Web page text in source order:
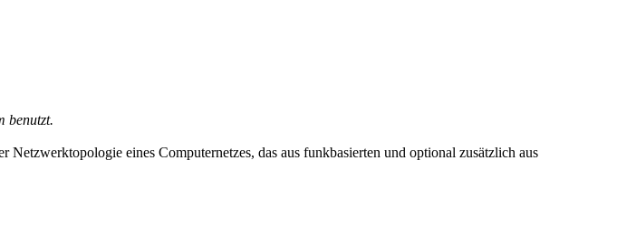
benutzt.
eines Computernetzes, das aus funkbasierten und optional zusätzlich aus